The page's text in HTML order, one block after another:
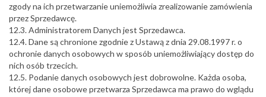
zgody na ich przetwarzanie uniemożliwia zrealizowanie zamówienia
przez Sprzedawcę.
12.3. Administratorem Danych jest Sprzedawca.
12.4. Dane są chronione zgodnie z Ustawą z dnia 29.08.1997 r. o
ochronie danych osobowych w sposób uniemożliwiający dostęp do
nich osób trzecich.
12.5. Podanie danych osobowych jest dobrowolne. Każda osoba,
której dane osobowe przetwarza Sprzedawca ma prawo do wglądu